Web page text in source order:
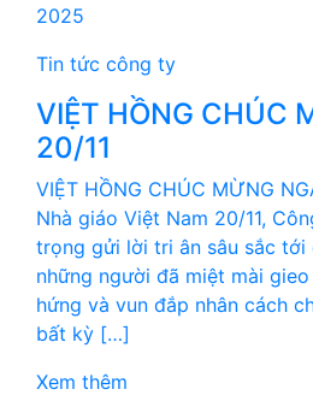
2025
Tin tức công ty
VIỆT HỒNG CHÚC
20/11
VIỆT HỒNG CHÚC MỪNG
Nhà giáo Việt Nam 20/11,
trọng gửi lời tri ân sâu sắc tới
những người đã miệt mài
hứng và vun đắp nhân cách
bất kỳ […]
Xem thêm